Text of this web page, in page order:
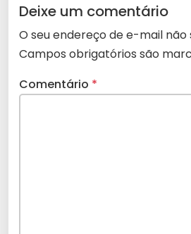
Deixe um comentário
O seu endereço de e-mail não
Campos obrigatórios são
Comentário *